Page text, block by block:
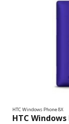
HTC Windows Phone 8X
HTC